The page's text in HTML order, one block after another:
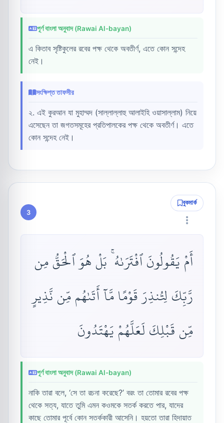
পূর্ণ বাংলা অনুবাদ (Rawai Al-bayan)
এ কিতাব সৃষ্টিকুলের রবের পক্ষ থেকে অবতীর্ণ, এতে কোন সন্দেহ
নেই।
সংক্ষিপ্ত তাফসীর
২. এই কুরআন যা মুহাম্মদ (সাল্লাল্লাহু আলাইহি ওয়াসাল্লাম) নিয়ে
এসেছেন তা জগতসমূহের প্রতিপালকের পক্ষ থেকে অবতীর্ণ। এতে
কোন সন্দেহ নেই।
3
বুকমার্ক
أَمْ يَقُولُونَ ٱفْتَرَىٰهُ ۚ بَلْ هُوَ ٱلْحَقُّ مِن
رَّبِّكَ لِتُنذِرَ قَوْمًا مَّآ أَتَىٰهُم مِّن نَّذِيرٍ
مِّن قَبْلِكَ لَعَلَّهُمْ يَهْتَدُونَ
পূর্ণ বাংলা অনুবাদ (Rawai Al-bayan)
নাকি তারা বলে, ‘সে তা রচনা করেছে?’ বরং তা তোমার রবের পক্ষ
থেকে সত্য, যাতে তুমি এমন কওমকে সতর্ক করতে পার, যাদের
কাছে তোমার পূর্বে কোন সতর্ককারী আসেনি। হয়তো তারা হিদায়াত